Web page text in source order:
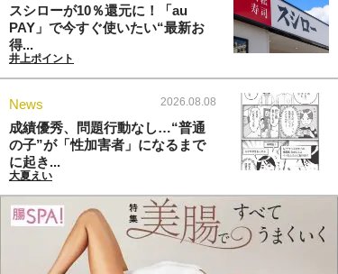
スシローが10％還元に！「au
PAY」で今すぐ使いたい“最新お
得...
井上ポイント
News 2026.08.08
成績優秀、問題行動なし…“普通
の子”が「性加害者」になるまで
に起き...
大夏えい